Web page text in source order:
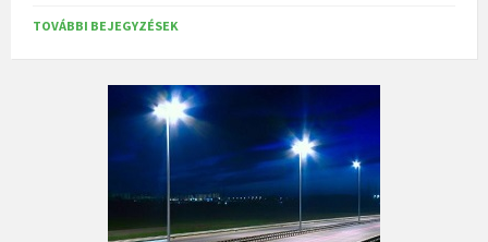
TOVÁBBI BEJEGYZÉSEK